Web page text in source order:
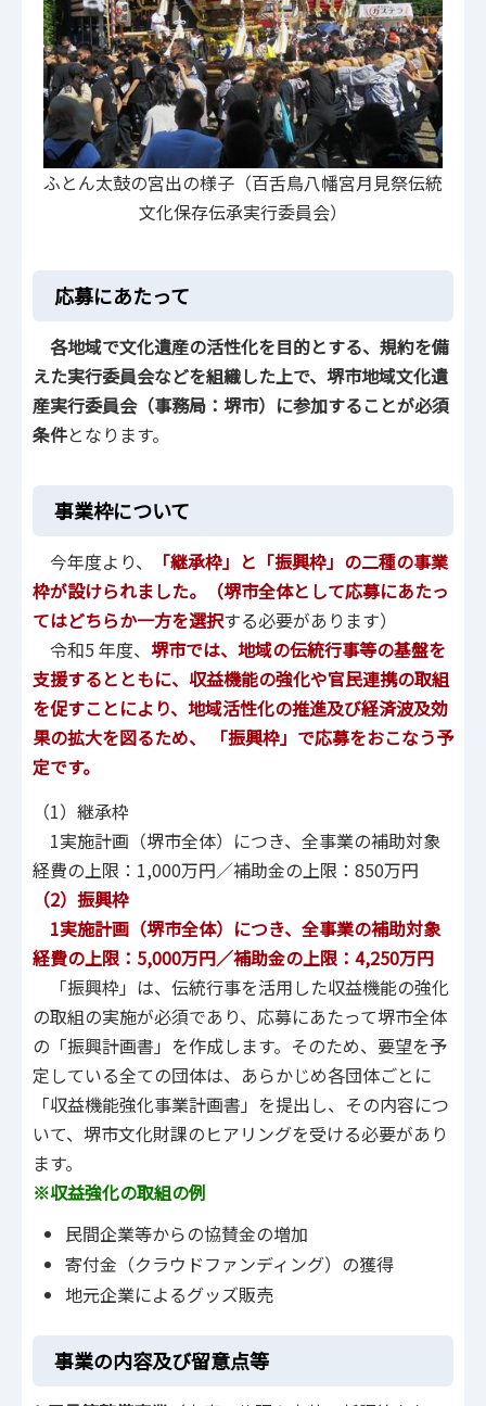
ふとん太鼓の宮出の様子（百舌鳥八幡宮月見祭伝統
文化保存伝承実行委員会）
応募にあたって
各地域で文化遺産の活性化を目的とする、規約を備
えた実行委員会などを組織した上で、堺市地域文化遺
産実行委員会（事務局：堺市）に参加することが必須
条件となります。
事業枠について
今年度より、
「継承枠」と「振興枠」の二種の事業
枠が設けられました。（堺市全体として応募にあたっ
てはどちらか一方を選択する必要があります）
令和5 年度、 堺市では、地域の伝統行事等の基盤を
支援するとともに、収益機能の強化や官民連携の取組
を促すことにより、地域活性化の推進及び経済波及効
果の拡大を図るため、 「振興枠」で応募をおこなう予
定です。
（1）継承枠
1実施計画（堺市全体）につき、全事業の補助対象
経費の上限：1,000万円／補助金の上限：850万円
（2）振興枠
1実施計画（堺市全体）につき、全事業の補助対象
経費の上限：5,000万円／補助金の上限：4,250万円
「振興枠」は、伝統行事を活用した収益機能の強化
の取組の実施が必須であり、応募にあたって堺市全体
の「振興計画書」を作成します。そのため、要望を予
定している全ての団体は、あらかじめ各団体ごとに
「収益機能強化事業計画書」を提出し、その内容につ
いて、堺市文化財課のヒアリングを受ける必要があり
ます。
※収益強化の取組の例
民間企業等からの協賛金の増加
寄付金（クラウドファンディング）の獲得
地元企業によるグッズ販売
事業の内容及び留意点等